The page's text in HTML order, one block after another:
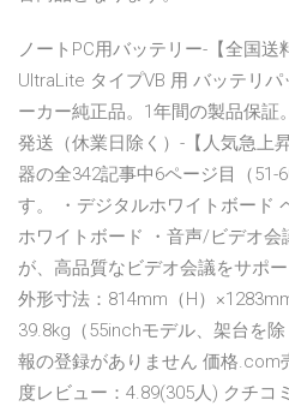
ノートPC用バッテリー-【全国送
UltraLite タイプVB 用 バッテリパ
ーカー純正品。1年間の製品保証
発送（休業日除く）-【人気急上
器の全342記事中6ページ目（51-
す。 ・デジタルホワイトボード
ホワイトボード ・音声/ビデオ会
が、高品質なビデオ会議をサポ
外形寸法：814mm（H）
39.8kg（55inchモデル、架台を
報の登録がありません 価格.com
度レビュー：4.89(305人) クチ